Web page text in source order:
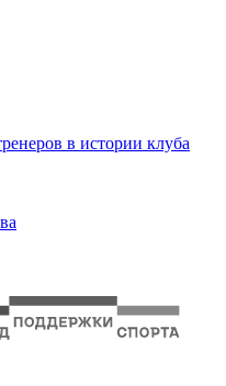
в истории клуба